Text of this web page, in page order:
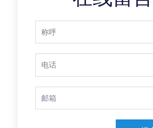
Name
Phone
Email